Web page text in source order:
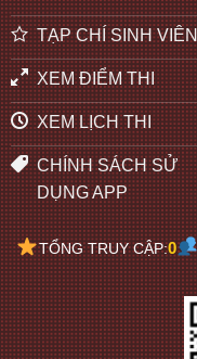
TẠP CHÍ SINH VIÊN
XEM ĐIỂM THI
XEM LỊCH THI
CHÍNH SÁCH SỬ
DỤNG APP
TỔNG TRUY CẬP:0